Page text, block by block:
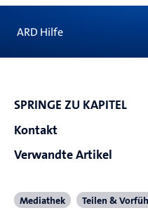
ARD Hilfe
SPRINGE ZU KAPITEL
Kontakt
Verwandte Artikel
Mediathek Teilen &